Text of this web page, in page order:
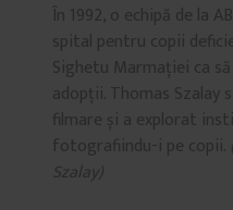
În 1992, o echipă de la
spital pentru copii
Sighetu Marmației ca
adopții. Thomas Szalay
filmare și a explorat
fotografiindu-i pe copii.
Szalay)